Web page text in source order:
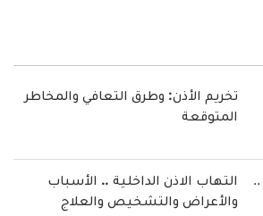
تخريم الأذن: وطرق التعافي والمخاطر
المتوقعة
التهاب الاذن الداخلية .. الأسباب
والأعراض والتشخيص والعلاج